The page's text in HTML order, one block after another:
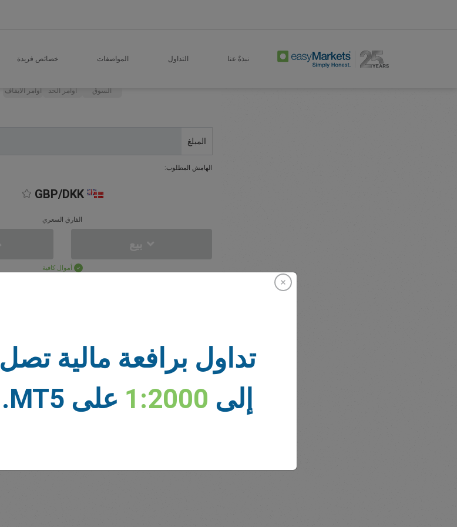
نبذةٌ عنا التداول المواصفات خصائص فريدة
السوق اوامر الحد اوامر الايقاف
المبلغ
الهامش المطلوب:
GBP/DKK
الفارق السعري
أموال كافية
أخبار السوق
تداول برافعة مالية تصل
إلى 1:2000 على MT5.